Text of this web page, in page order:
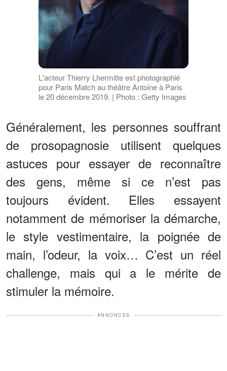
L'acteur Thierry Lhermitte est photographié
pour Paris Match au théâtre Antoine à Paris
le 20 décembre 2019. | Photo : Getty Images
Généralement, les personnes souffrant
de prosopagnosie utilisent quelques
astuces pour essayer de reconnaître
des gens, même si ce n’est pas
toujours évident. Elles essayent
notamment de mémoriser la démarche,
le style vestimentaire, la poignée de
main, l’odeur, la voix… C’est un réel
challenge, mais qui a le mérite de
stimuler la mémoire.
ANNONCES